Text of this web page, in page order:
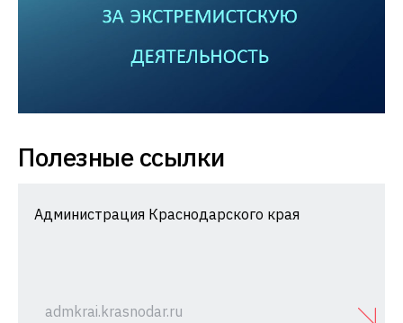
Полезные ссылки
Администрация Краснодарского края
admkrai.krasnodar.ru